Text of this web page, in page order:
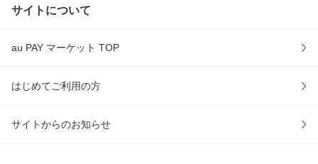
サイトについて
au PAY マーケット TOP
はじめてご利用の方
サイトからのお知らせ